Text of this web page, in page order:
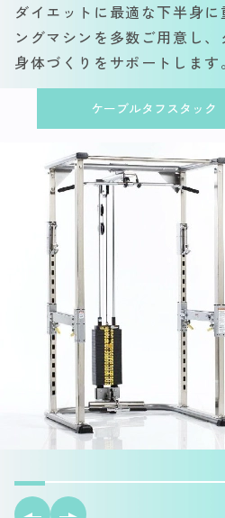
ダイエットに最適な下半身
ングマシンを多数ご用意し
身体づくりをサポートします。
ケーブルタフスタック